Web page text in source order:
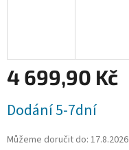
4 699,90 Kč
cena:
Dodání 5-7dní
Můžeme doručit do: 17.8.2026